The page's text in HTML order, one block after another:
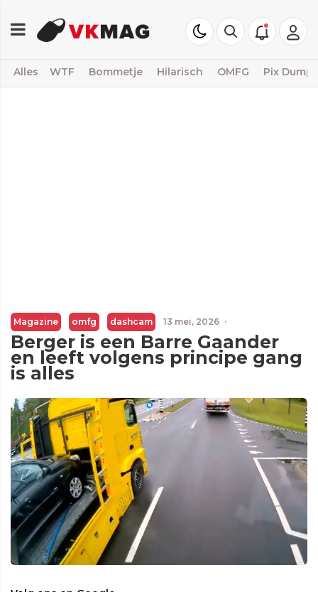
Alles WTF Bommetje Hilarisch OMFG Pix Dump
Magazine omfg dashcam 13 mei, 2026 ·
Berger is een Barre Gaander
en leeft volgens principe gang
is alles